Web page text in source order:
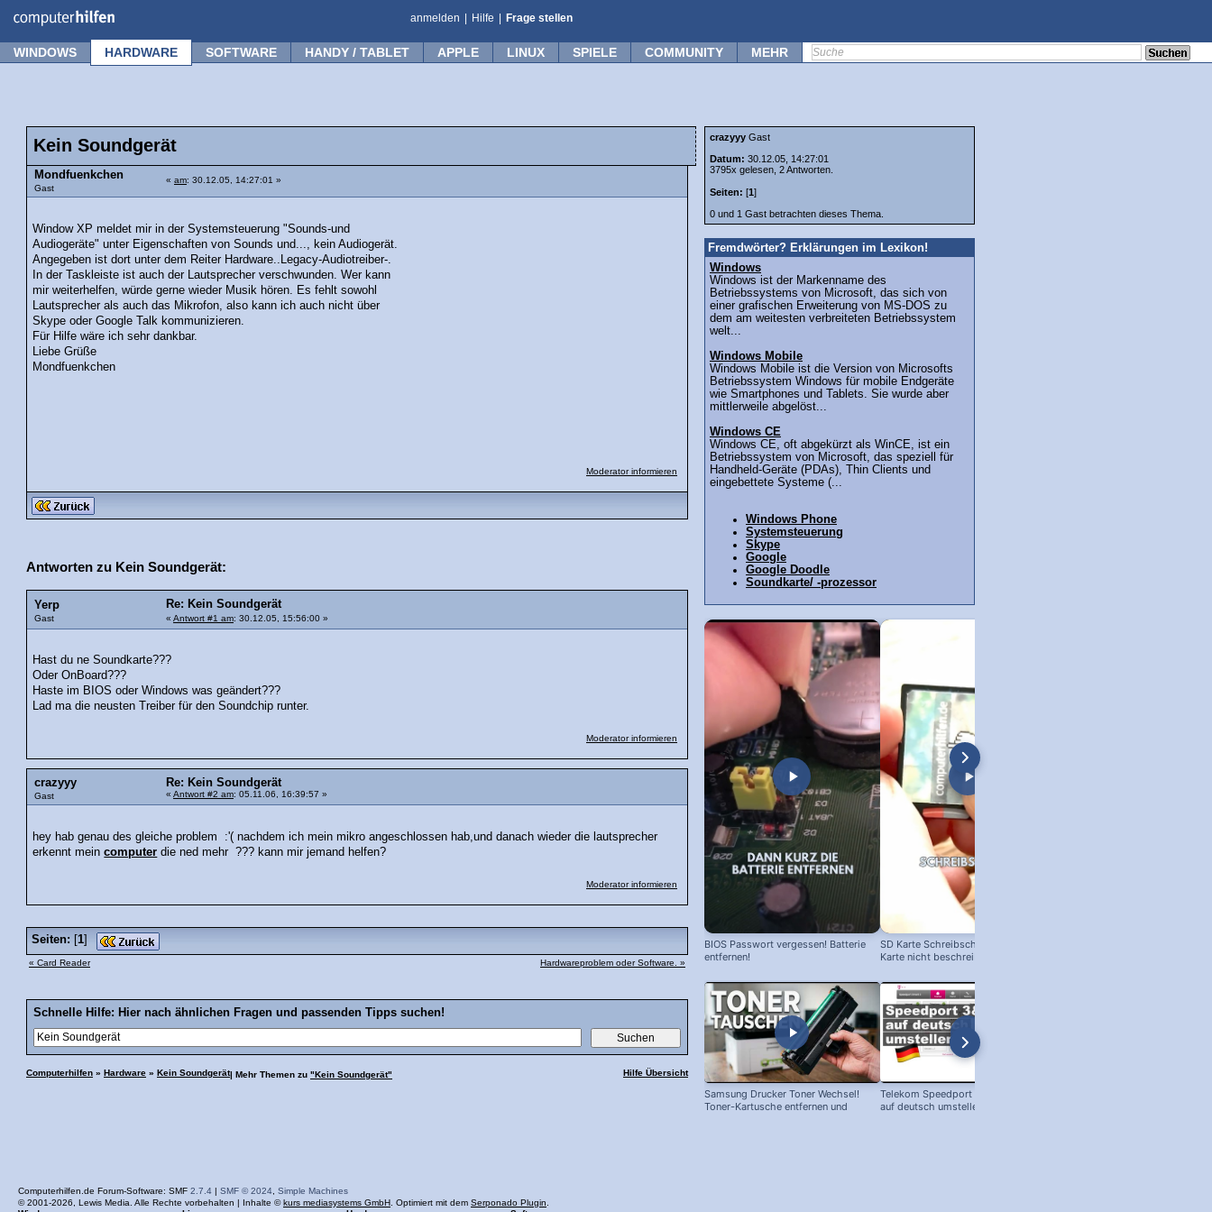
anmelden Hilfe Frage stellen
WINDOWS HARDWARE SOFTWARE HANDY / TABLET APPLE LINUX SPIELE COMMUNITY MEHR
Kein Soundgerät
Mondfuenkchen
Gast
« am: 30.12.05, 14:27:01 »
Window XP meldet mir in der Systemsteuerung "Sounds-und
Audiogeräte" unter Eigenschaften von Sounds und..., kein Audiogerät.
Angegeben ist dort unter dem Reiter Hardware..Legacy-Audiotreiber-.
In der Taskleiste ist auch der Lautsprecher verschwunden. Wer kann
mir weiterhelfen, würde gerne wieder Musik hören. Es fehlt sowohl
Lautsprecher als auch das Mikrofon, also kann ich auch nicht über
Skype oder Google Talk kommunizieren.
Für Hilfe wäre ich sehr dankbar.
Liebe Grüße
Mondfuenkchen
Moderator informieren
Antworten zu Kein Soundgerät:
Yerp
Gast
Re: Kein Soundgerät
« Antwort #1 am: 30.12.05, 15:56:00 »
Hast du ne Soundkarte???
Oder OnBoard???
Haste im BIOS oder Windows was geändert???
Lad ma die neusten Treiber für den Soundchip runter.
Moderator informieren
crazyyy
Gast
Re: Kein Soundgerät
« Antwort #2 am: 05.11.06, 16:39:57 »
hey hab genau des gleiche problem :'( nachdem ich mein mikro angeschlossen hab,und danach wieder die lautsprecher
erkennt meincomputer die ned mehr ??? kann mir jemand helfen?
Moderator informieren
Seiten: [1]
« Card Reader Hardwareproblem oder Software. »
Schnelle Hilfe: Hier nach ähnlichen Fragen und passenden Tipps suchen!
Computerhilfen » Hardware » Kein Soundgerät Hilfe Übersicht
| Mehr Themen zu "Kein Soundgerät"
crazyyy Gast
Datum: 30.12.05, 14:27:01
3795x gelesen, 2 Antworten.
Seiten: [1]
0 und 1 Gast betrachten dieses Thema.
Fremdwörter? Erklärungen im Lexikon!
Windows
Windows ist der Markenname des
Betriebssystems von Microsoft, das sich von
einer grafischen Erweiterung von MS-DOS zu
dem am weitesten verbreiteten Betriebssystem
welt...
Windows Mobile
Windows Mobile ist die Version von Microsofts
Betriebssystem Windows für mobile Endgeräte
wie Smartphones und Tablets. Sie wurde aber
mittlerweile abgelöst...
Windows CE
Windows CE, oft abgekürzt als WinCE, ist ein
Betriebssystem von Microsoft, das speziell für
Handheld-Geräte (PDAs), Thin Clients und
eingebettete Systeme (...
Windows Phone
Systemsteuerung
Skype
Google
Google Doodle
Soundkarte/ -prozessor
BIOS Passwort vergessen! Batterie
entfernen!
SD Karte Schreibschutz austricksen:
Karte nicht beschreibbar?
Samsung Drucker Toner Wechsel!
Toner-Kartusche entfernen und
Telekom Speedport Router: Sprache
auf deutsch umstellen!
Computerhilfen.de Forum-Software: SMF 2.7.4 | SMF © 2024 Simple Machines
© 2001-2026, Lewis Media. Alle Rechte vorbehalten | Inhalte ©kurs mediasystems GmbH . Optimiert mit dem Serponado Plugin